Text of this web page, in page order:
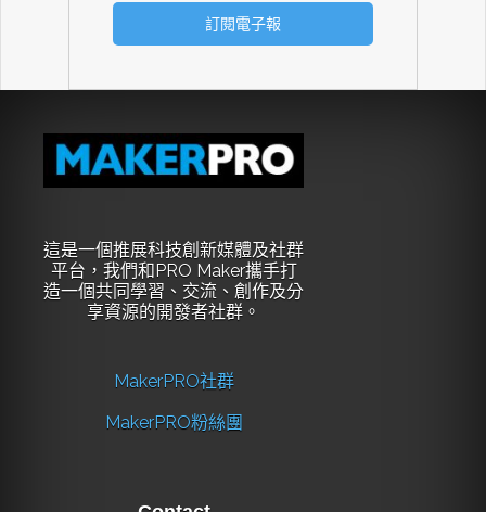
這是一個推展科技創新媒體及社群
平台，我們和PRO Maker攜手打
造一個共同學習、交流、創作及分
享資源的開發者社群。
MakerPRO社群
MakerPRO粉絲團